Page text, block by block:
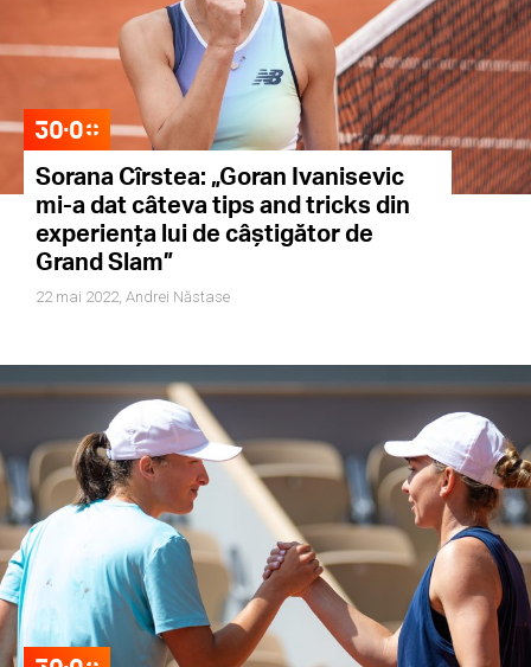
Sorana Cîrstea: „Goran Ivanisevic
mi-a dat câteva tips and tricks din
experiența lui de câștigător de
Grand Slam”
22 mai 2022, Andrei Năstase